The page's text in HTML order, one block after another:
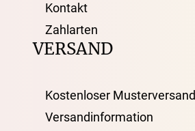
Kontakt
Zahlarten
VERSAND
Kostenloser Musterversand
Versandinformation